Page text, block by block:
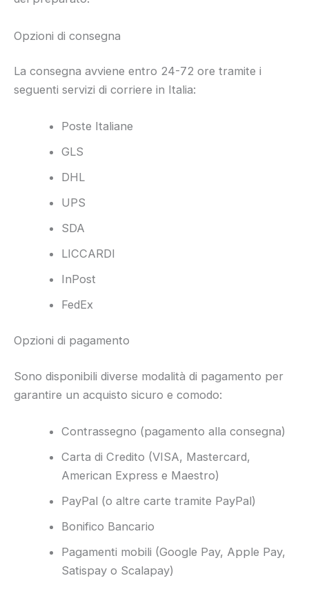
Opzioni di consegna
La consegna avviene entro 24-72 ore tramite i
seguenti servizi di corriere in Italia:
Poste Italiane
GLS
DHL
UPS
SDA
LICCARDI
InPost
FedEx
Opzioni di pagamento
Sono disponibili diverse modalità di pagamento per
garantire un acquisto sicuro e comodo:
Contrassegno (pagamento alla consegna)
Carta di Credito (VISA, Mastercard,
American Express e Maestro)
PayPal (o altre carte tramite PayPal)
Bonifico Bancario
Pagamenti mobili (Google Pay, Apple Pay,
Satispay o Scalapay)